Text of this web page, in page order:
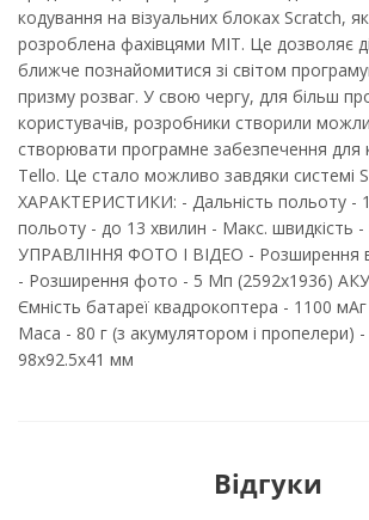
кодування на візуальних блоках Scratch,
розроблена фахівцями MIT. Це дозволяє
ближче познайомитися зі світом
призму розваг. У свою чергу, для більш
користувачів, розробники створили
створювати програмне забезпечення для
Tello. Це стало можливо завдяки системі
ХАРАКТЕРИСТИКИ: - Дальність польоту -
польоту - до 13 хвилин - Макс. швидкість
УПРАВЛІННЯ ФОТО І ВІДЕО - Розширення
- Розширення фото - 5 Мп (2592x1936)
Ємність батареї квадрокоптера - 1100
Маса - 80 г (з акумулятором і пропелери)
98х92.5х41 мм
Відгуки